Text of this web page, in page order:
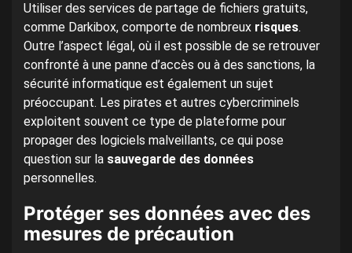
Utiliser des services de partage de fichiers gratuits,
comme Darkibox, comporte de nombreux risques.
Outre l’aspect légal, où il est possible de se retrouver
confronté à une panne d’accès ou à des sanctions, la
sécurité informatique est également un sujet
préoccupant. Les pirates et autres cybercriminels
exploitent souvent ce type de plateforme pour
propager des logiciels malveillants, ce qui pose
question sur la sauvegarde des données
personnelles.
Protéger ses données avec des
mesures de précaution